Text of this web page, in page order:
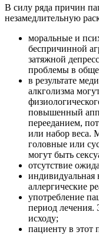
В силу ряда причин
незамедлительную
моральные и
беспричинной
затяжной
проблемы в
в результате
алкголизма
повышенный
перееданием,
или набор веса.
головные или
могут быть
отсутствие
индивидуальная
аллергические
употребление
период лечения.
исходу;
пациенту в этот